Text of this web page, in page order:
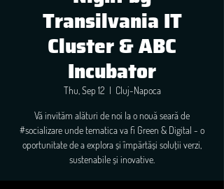
Transilvania IT
Cluster & ABC
Incubator
Thu, Sep 12
  |
Cluj-Napoca
Vă invităm alături de noi la o nouă seară de
#socializare unde tematica va fi Green & Digital - o
oportunitate de a explora și împărtăși soluții verzi,
sustenabile și inovative.